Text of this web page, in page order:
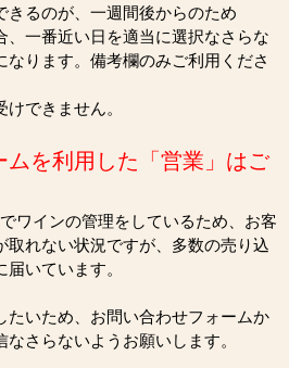
きるのが、一週間後からのため
、一番近い日を適当に選択なさらな
なります。備考欄のみご利用くださ
できません。
ムを利用した「営業」はご
ワインの管理をしているため、お客
取れない状況ですが、多数の売り込
いています。
たいため、お問い合わせフォームか
さらないようお願いします。